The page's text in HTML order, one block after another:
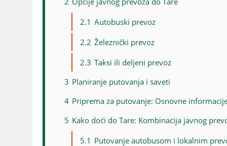
2.1 Autobuski prevoz
2.2 Železnički prevoz
2.3 Taksi ili deljeni prevoz
3 Planiranje putovanja i saveti
4 Priprema za putovanje: Osnovne
5 Kako doći do Tare: Kombinacija javnog
5.1 Putovanje autobusom i lokalnim